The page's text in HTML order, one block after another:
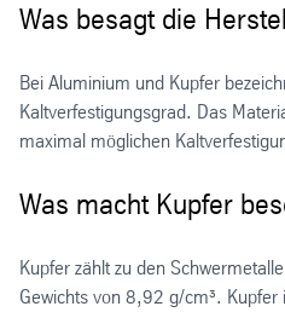
Was besagt die
Bei Aluminium und Kupfer
Kaltverfestigungsgrad. Das
maximal möglichen
Was macht Kupfer
Kupfer zählt zu den
Gewichts von 8,92 g/cm³.